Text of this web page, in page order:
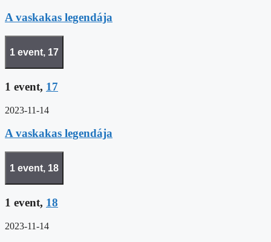
A vaskakas legendája
1 event, 17
1 event, 17
2023-11-14
A vaskakas legendája
1 event, 18
1 event, 18
2023-11-14